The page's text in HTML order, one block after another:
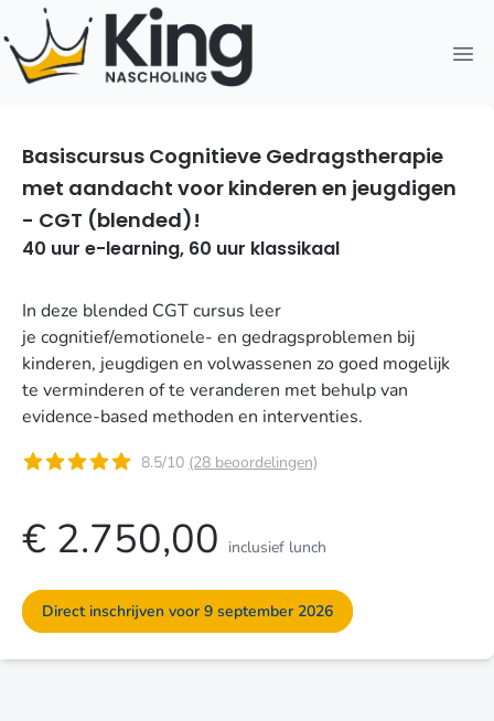
Basiscursus Cognitieve Gedragstherapie
met aandacht voor kinderen en jeugdigen
- CGT (blended)!
40 uur e-learning, 60 uur klassikaal
In deze blended CGT cursus leer
je cognitief/emotionele- en gedragsproblemen bij
kinderen, jeugdigen en volwassenen zo goed mogelijk
te verminderen of te veranderen met behulp van
evidence-based methoden en interventies.
8.5/10 (28 beoordelingen)
€ 2.750,00 inclusief lunch
Direct inschrijven voor 9 september 2026